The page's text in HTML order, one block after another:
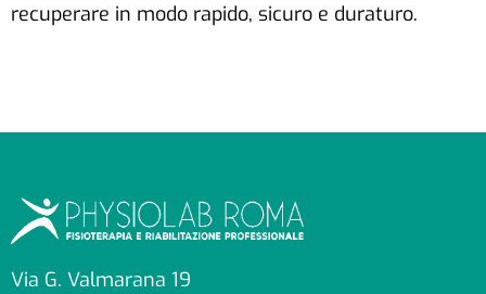
recuperare in modo rapido, sicuro e duraturo.
Via G. Valmarana 19